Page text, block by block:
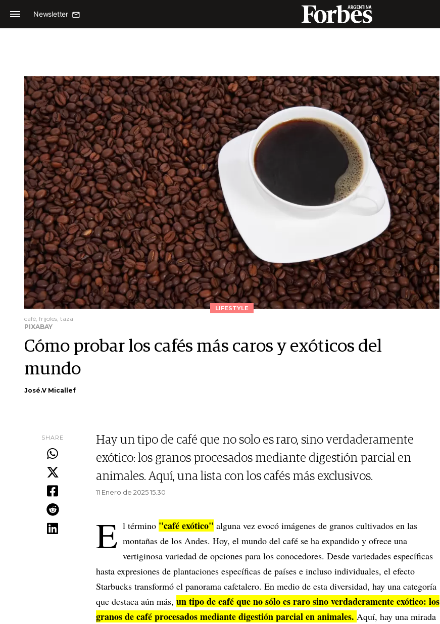
Newsletter
LIFESTYLE
café, frijoles, taza
PIXABAY
Cómo probar los cafés más caros y exóticos del
mundo
José.V Micallef
SHARE
Hay un tipo de café que no solo es raro, sino verdaderamente
exótico: los granos procesados mediante digestión parcial en
animales. Aquí, una lista con los cafés más exclusivos.
11 Enero de 2025 15.30
E l término "café exótico" alguna vez evocó imágenes de granos cultivados en las
montañas de los Andes. Hoy, el mundo del café se ha expandido y ofrece una
vertiginosa variedad de opciones para los conocedores. Desde variedades específicas
hasta expresiones de plantaciones específicas de países e incluso individuales, el efecto
Starbucks transformó el panorama cafetalero. En medio de esta diversidad, hay una categoría
que destaca aún más, un tipo de café que no sólo es raro sino verdaderamente exótico: los
granos de café procesados mediante digestión parcial en animales. Aquí, hay una mirada